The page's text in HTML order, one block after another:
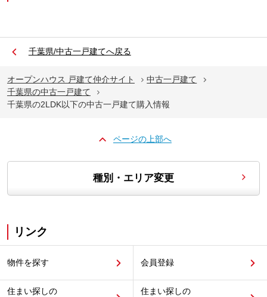
千葉県/中古一戸建てへ戻る
オープンハウス 戸建て仲介サイト
中古一戸建て
千葉県の中古一戸建て
千葉県の2LDK以下の中古一戸建て購入情報
ページの上部へ
種別・エリア変更
リンク
物件を探す 会員登録
住まい探しの
住まい探しの